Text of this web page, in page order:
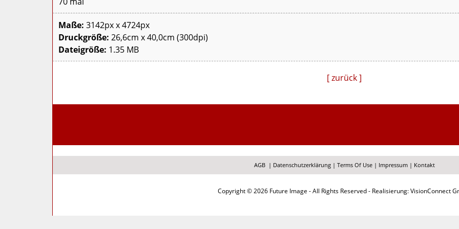
Maße: 3142px x 4724px
Druckgröße: 26,6cm x 40,0cm (300dpi)
Dateigröße: 1.35 MB
[ zurück ]
AGB | Datenschutzerklärung| Terms Of Use| Impressum| Kontakt
Copyright © 2026 Future Image - All Rights Reserved - Realisierung: VisionConnect